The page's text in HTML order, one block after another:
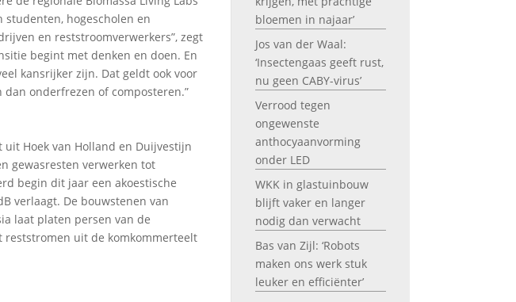
studenten, hogescholen en
en reststroomverwerkers”, zegt
begint met denken en doen. En
kansrijker zijn. Dat geldt ook voor
onderfrezen of composteren.”
Hoek van Holland en Duijvestijn
gewasresten verwerken tot
begin dit jaar een akoestische
verlaagt. De bouwstenen van
laat platen persen van de
reststromen uit de komkommerteelt
bloemen in najaar’
Jos van der Waal:
‘Insectengaas geeft rust,
nu geen CABY-virus’
Verrood tegen
ongewenste
anthocyaanvorming
onder LED
WKK in glastuinbouw
blijft vaker en langer
nodig dan verwacht
Bas van Zijl: ‘Robots
maken ons werk stuk
leuker en efficiënter’